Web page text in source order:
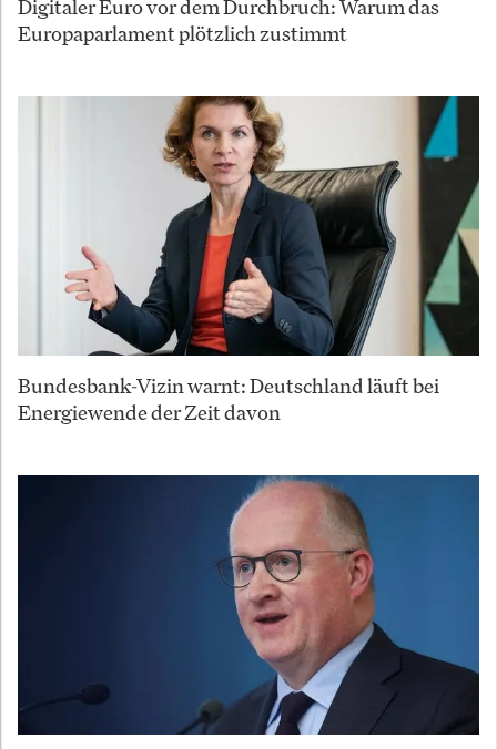
Digitaler Euro vor dem Durchbruch: Warum das
Europaparlament plötzlich zustimmt
Bundesbank-Vizin warnt: Deutschland läuft bei
Energiewende der Zeit davon